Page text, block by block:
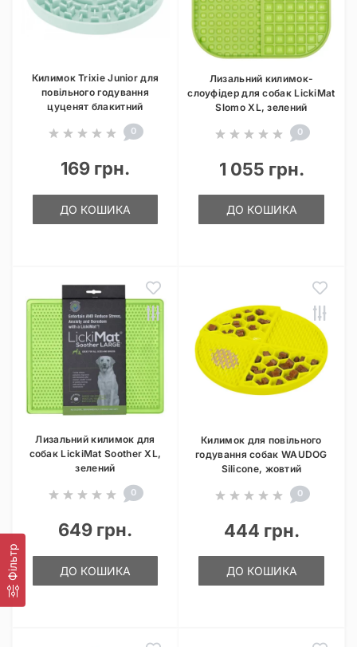
Фільтр
Килимок Trixie Junior для
повільного годування
цуценят блакитний
0
169 грн.
ДО КОШИКА
Лизальний килимок-
слоуфідер для собак LickiMat
Slomo XL, зелений
0
1 055 грн.
ДО КОШИКА
Лизальний килимок для
собак LickiMat Soother XL,
зелений
0
649 грн.
ДО КОШИКА
Килимок для повільного
годування собак WAUDOG
Silicone, жовтий
0
444 грн.
ДО КОШИКА